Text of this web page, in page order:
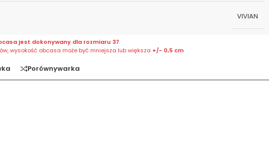
VIVIAN
jest dokonywany dla rozmiaru 37.
wysokość obcasa może być mniejsza lub większa +/- 0,5 cm
Porównywarka